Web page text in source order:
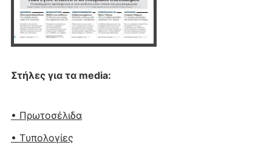
Στήλες για τα media:
• Πρωτοσέλιδα
• Tυπολογίες